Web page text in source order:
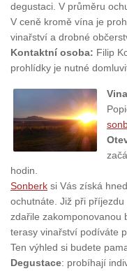
degustaci. V průměru
V ceně kromě vína je
vinařství a drobné
Kontaktní osoba: Filip
prohlídky je nutné
hodin.
Sonberk si Vás získá
ochutnáte. Již při
zdařile zakomponovanou
terasy vinařství podíváte
Ten výhled si budete
Degustace: probíhají